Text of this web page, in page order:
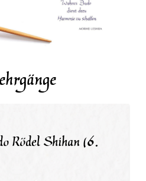
Rödel Shihan (6.